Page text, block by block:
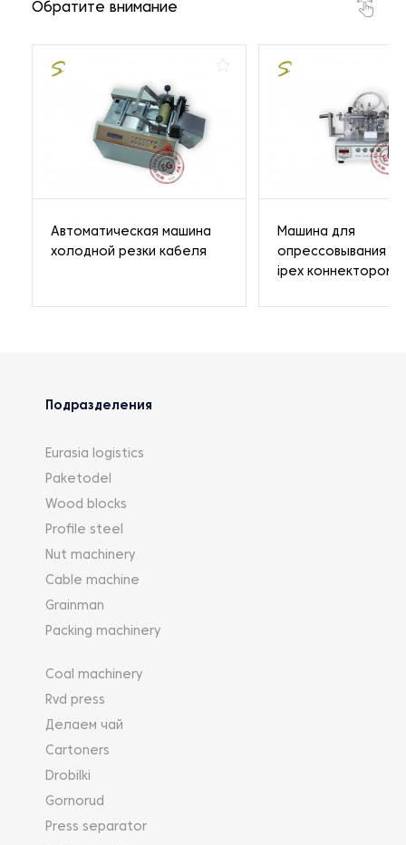
Обратите внимание
Автоматическая машина
холодной резки кабеля
Машина для
опрессовывания
ipex коннектором
Подразделения
Eurasia logistics
Paketodel
Wood blocks
Profile steel
Nut machinery
Cable machine
Grainman
Packing machinery
Coal machinery
Rvd press
Делаем чай
Cartoners
Drobilki
Gornorud
Press separator